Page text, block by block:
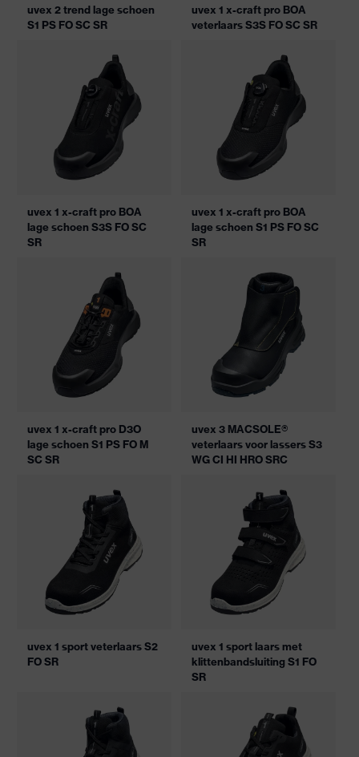
uvex 2 trend lage schoen
S1 PS FO SC SR
uvex 1 x-craft pro BOA
veterlaars S3S FO SC SR
uvex 1 x-craft pro BOA
lage schoen S3S FO SC
SR
uvex 1 x-craft pro BOA
lage schoen S1 PS FO SC
SR
uvex 1 x-craft pro D3O
lage schoen S1 PS FO M
SC SR
uvex 3 MACSOLE®
veterlaars voor lassers S3
WG CI HI HRO SRC
uvex 1 sport veterlaars S2
FO SR
uvex 1 sport laars met
klittenbandsluiting S1 FO
SR